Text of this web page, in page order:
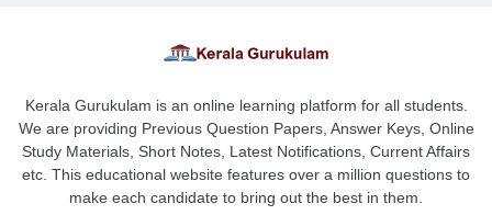
Kerala Gurukulam is an online learning platform for all students.
We are providing Previous Question Papers, Answer Keys, Online
Study Materials, Short Notes, Latest Notifications, Current Affairs
etc. This educational website features over a million questions to
make each candidate to bring out the best in them.